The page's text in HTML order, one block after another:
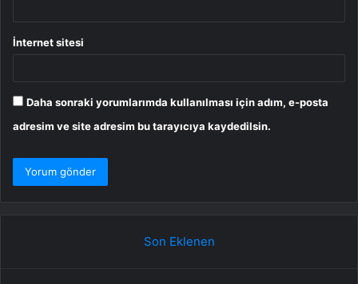
İnternet sitesi
Daha sonraki yorumlarımda kullanılması için adım, e-posta
adresim ve site adresim bu tarayıcıya kaydedilsin.
Son Eklenen